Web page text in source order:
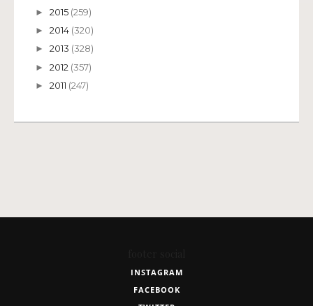
► 2015 (259)
► 2014 (320)
► 2013 (328)
► 2012 (357)
► 2011 (247)
INSTAGRAM
FACEBOOK